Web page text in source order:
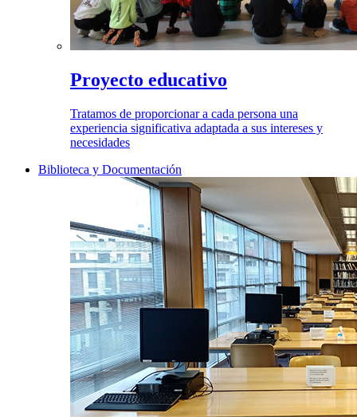
Proyecto educativo
Tratamos de proporcionar a cada persona una
experiencia significativa adaptada a sus intereses y
necesidades
Biblioteca y Documentación